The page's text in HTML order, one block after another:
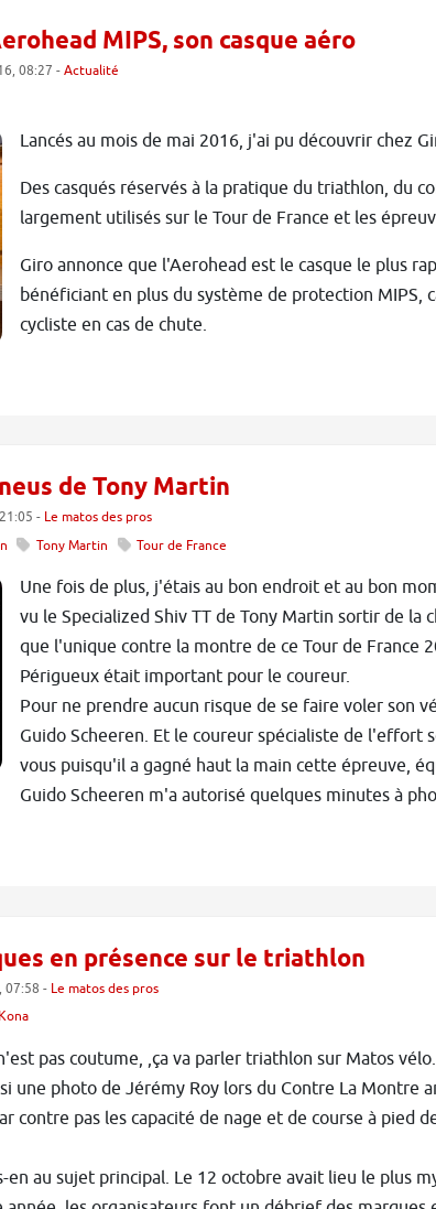
MIPS, son casque aéro
08:27 -Actualité
Lancés au mois de mai 2016, j'ai pu découvrir chez
Des casqués réservés à la pratique du triathlon, du
largement utilisés sur le Tour de France et les
Giro annonce que l'Aerohead est le casque le plus
bénéficiant en plus du système de protection
cycliste en cas de chute.
de Tony Martin
- Le matos des pros
Tony Martin Tour de France
Une fois de plus, j'étais au bon endroit et au bon
vu le Specialized Shiv TT de Tony Martin sortir de la
que l'unique contre la montre de ce Tour de France
Périgueux était important pour le coureur.
Pour ne prendre aucun risque de se faire voler son
Guido Scheeren. Et le coureur spécialiste de l'effort
vous puisqu'il a gagné haut la main cette épreuve,
Guido Scheeren m'a autorisé quelques minutes à
en présence sur le triathlon
07:58 - Le matos des pros
Kona
pas coutume, ,ça va parler triathlon sur Matos
une photo de Jérémy Roy lors du Contre La Montre
contre pas les capacité de nage et de course à pied
en au sujet principal. Le 12 octobre avait lieu le plus